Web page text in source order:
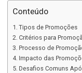
Conteúdo
Tipos de Promoções
Critérios para
Processo de
Impacto das
Desafios Comuns